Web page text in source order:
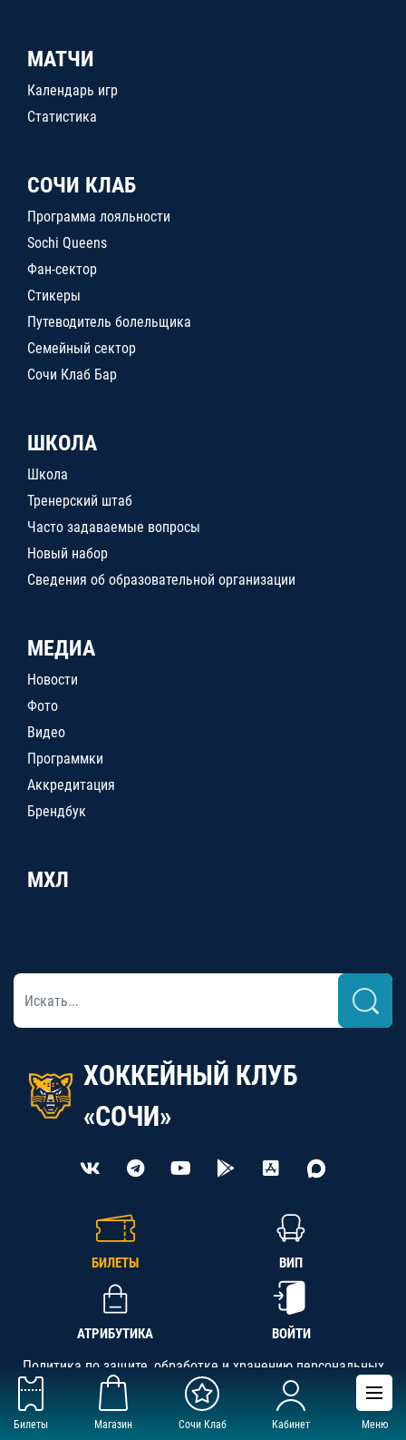
Билеты Магазин Сочи Клаб Кабинет Меню
МАТЧИ
Календарь игр
Статистика
СОЧИ КЛАБ
Программа лояльности
Sochi Queens
Фан-сектор
Стикеры
Путеводитель болельщика
Семейный сектор
Сочи Клаб Бар
ШКОЛА
Школа
Тренерский штаб
Часто задаваемые вопросы
Новый набор
Сведения об образовательной организации
МЕДИА
Новости
Фото
Видео
Программки
Аккредитация
Брендбук
МХЛ
ХОККЕЙНЫЙ КЛУБ
«СОЧИ»
БИЛЕТЫ ВИП
АТРИБУТИКА ВОЙТИ
Политика по защите, обработке и хранению персональных
данных
АНО «СК «Кубань-Регион», ОГРН 1142300002349,